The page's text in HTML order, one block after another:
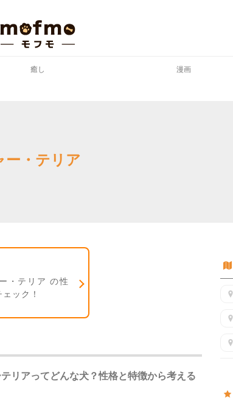
癒し 漫画
・テリア
・テリア の性
ック！
リアってどんな犬？性格と特徴から考える